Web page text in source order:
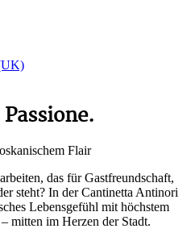
Flair
das für Gastfreundschaft,
steht? In der Cantinetta Antinori
Lebensgefühl mit höchstem
mitten im Herzen der Stadt.